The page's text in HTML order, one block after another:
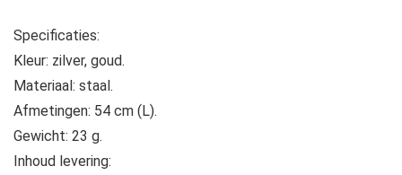
Specificaties:
Kleur: zilver, goud.
Materiaal: staal.
Afmetingen: 54 cm (L).
Gewicht: 23 g.
Inhoud levering: